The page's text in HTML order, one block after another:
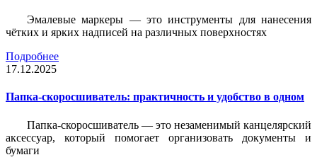
Эмалевые маркеры — это инструменты для нанесения
чётких и ярких надписей на различных поверхностях
Подробнее
17.12.2025
Папка-скоросшиватель: практичность и удобство в одном
Папка-скоросшиватель — это незаменимый канцелярский
аксессуар, который помогает организовать документы и
бумаги